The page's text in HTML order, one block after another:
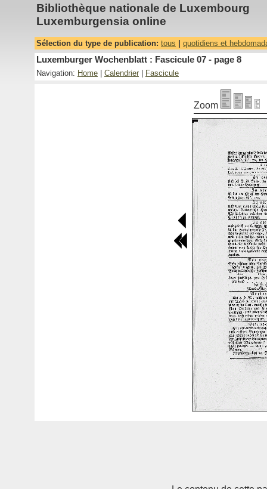
Bibliothèque nationale de Luxembourg
Luxemburgensia online
Sélection du type de publication: tous quotidiens et
Luxemburger Wochenblatt : Fascicule 07 - page 8
Navigation: Home Calendrier Fascicule
Zoom